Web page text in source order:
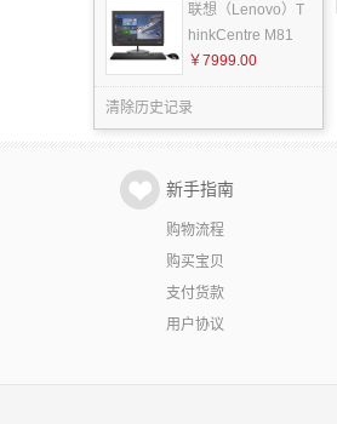
联想（Lenovo）T
hinkCentre M81
￥7999.00
清除历史记录
新手指南
购物流程
购买宝贝
支付货款
用户协议